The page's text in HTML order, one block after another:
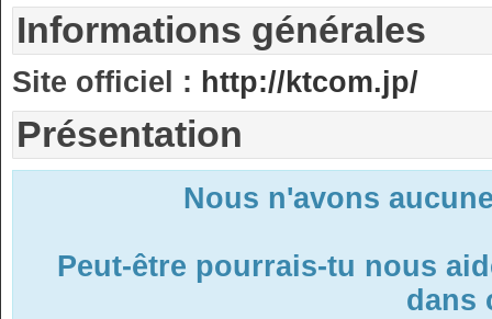
Informations générales
Site officiel : http://ktcom.jp/
Présentation
Nous n'avons
Peut-être pourrais-tu nous
dans